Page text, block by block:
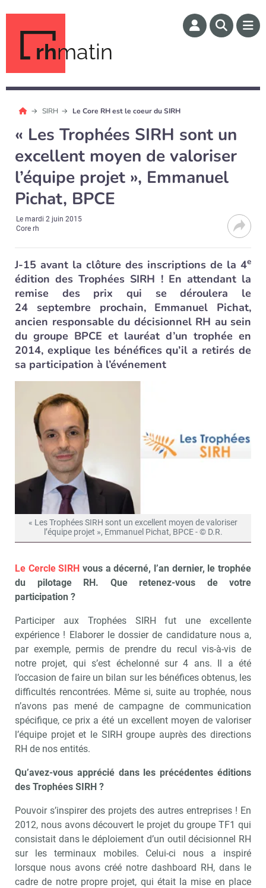
rhmatin
SIRH Le Core RH est le coeur du SIRH
« Les Trophées SIRH sont un
excellent moyen de valoriser
l’équipe projet », Emmanuel
Pichat, BPCE
Lemardi 2 juin 2015
Core rh
J-15 avant la clôture des inscriptions de la 4e
édition des Trophées SIRH ! En attendant la
remise des prix qui se déroulera le
24 septembre prochain, Emmanuel Pichat,
ancien responsable du décisionnel RH au sein
du groupe BPCE et lauréat d’un trophée en
2014, explique les bénéfices qu’il a retirés de
sa participation à l’événement
« Les Trophées SIRH sont un excellent moyen de valoriser
l’équipe projet », Emmanuel Pichat, BPCE - © D.R.
Le Cercle SIRH vous a décerné, l’an dernier, le trophée
du pilotage RH. Que retenez-vous de votre
participation ?
Participer aux Trophées SIRH fut une excellente
expérience ! Elaborer le dossier de candidature nous a,
par exemple, permis de prendre du recul vis-à-vis de
notre projet, qui s’est échelonné sur 4 ans. Il a été
l’occasion de faire un bilan sur les bénéfices obtenus, les
difficultés rencontrées. Même si, suite au trophée, nous
n’avons pas mené de campagne de communication
spécifique, ce prix a été un excellent moyen de valoriser
l’équipe projet et le SIRH groupe auprès des directions
RH de nos entités.
Qu’avez-vous apprécié dans les précédentes éditions
des Trophées SIRH ?
Pouvoir s’inspirer des projets des autres entreprises ! En
2012, nous avons découvert le projet du groupe TF1 qui
consistait dans le déploiement d’un outil décisionnel RH
sur les terminaux mobiles. Celui-ci nous a inspiré
lorsque nous avons créé notre dashboard RH, dans le
cadre de notre propre projet, qui était la mise en place